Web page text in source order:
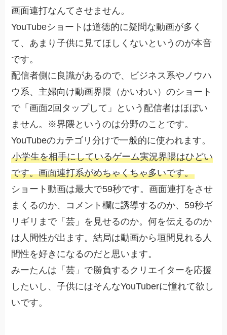
画面連打なんてさせません。
YouTubeショートは道徳的に疑問な動画が多く
て、あまり子供に見てほしくないというのが本音
です。
配信者側に良識があるので、ビジネス系やノウハ
ウ系、主婦向け動画界隈（かいわい）のショート
で「画面2回タップして」という配信者はほぼい
ません。※界隈というのは分野のことです。
YouTubeのカテゴリ分けで一般的に使われます。
小学生を相手にしているゲーム実況界隈はひどい
です。画面連打系がめちゃくちゃ多いです。
ショート動画は最大で59秒です。画面連打をさせ
まくるのか、コメント欄に誘導するのか、59秒ギ
リギリまで「芸」を見せるのか。何を伝えるのか
は人間性が出ます。結局は動画から垣間見れる人
間性を好きになるのだと思います。
みーたんは「芸」で勝負するクリエイターを応援
したいし、子供にはそんなYouTuberに憧れて欲し
いです。